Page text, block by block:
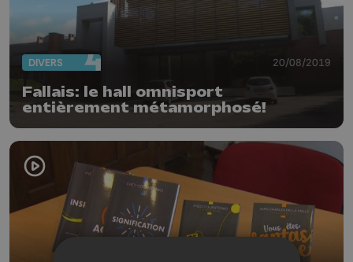
DIVERS 20/08/2019
Fallais: le hall omnisport
entièrement métamorphosé!